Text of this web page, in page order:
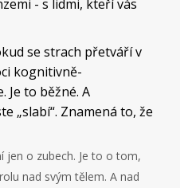
- s lidmi, kteří vás
se strach přetváří v
kognitivně-
Je to běžné. A
„slabí“. Znamená to, že
jen o zubech. Je to o tom,
nad svým tělem. A nad